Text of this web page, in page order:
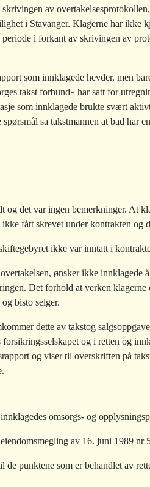
av
i Stavanger. Klagerne har ikke
i forkant av skrivingen av
som innklagede hevder, men
takst forbund» har satt for
som innklagede brukte svært
sa takstmannen at bad har
og det var ingen bemerkninger. At
fått skrevet under kontrakten og
ikke var inntatt i
ønsker ikke innklagede
Det forhold at verken
bisto selger.
dette av takstog
og i retten og
og viser til overskriften på
omsorgs- og
av 16. juni 1989 nr
punktene som er behandlet av